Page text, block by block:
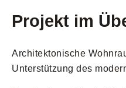
Projekt im
Architektonische
Unterstützung des